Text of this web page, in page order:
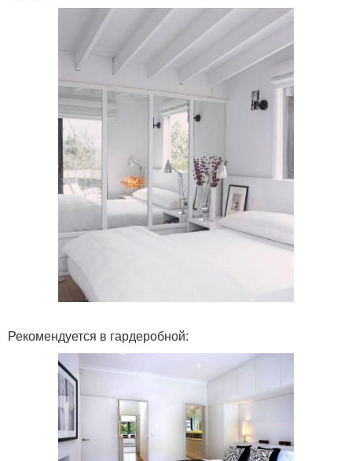
Рекомендуется в гардеробной: